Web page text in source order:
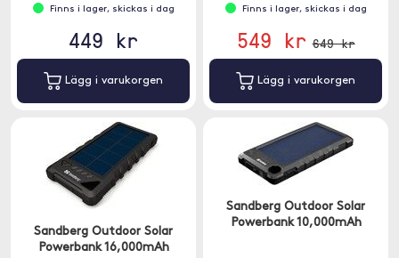
Finns i lager, skickas i dag
449 kr
Lägg i varukorgen
Finns i lager, skickas i dag
549 kr 649 kr
Lägg i varukorgen
Sandberg Outdoor Solar
Powerbank 16,000mAh
Sandberg Outdoor Solar
Powerbank 10,000mAh